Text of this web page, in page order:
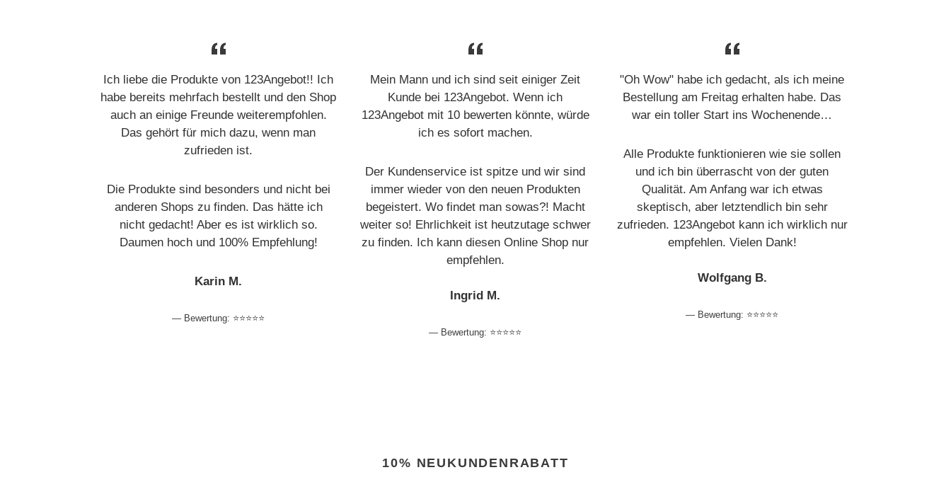
Ich liebe die Produkte von 123Angebot!! Ich
habe bereits mehrfach bestellt und den Shop
auch an einige Freunde weiterempfohlen.
Das gehört für mich dazu, wenn man
zufrieden ist.
Die Produkte sind besonders und nicht bei
anderen Shops zu finden. Das hätte ich
nicht gedacht! Aber es ist wirklich so.
Daumen hoch und 100% Empfehlung!
Karin M.
Bewertung: ⭐️⭐️⭐️⭐️⭐️
Mein Mann und ich sind seit einiger Zeit
Kunde bei 123Angebot. Wenn ich
123Angebot mit 10 bewerten könnte, würde
ich es sofort machen.
Der Kundenservice ist spitze und wir sind
immer wieder von den neuen Produkten
begeistert. Wo findet man sowas?! Macht
weiter so! Ehrlichkeit ist heutzutage schwer
zu finden. Ich kann diesen Online Shop nur
empfehlen.
Ingrid M.
Bewertung: ⭐️⭐️⭐️⭐️⭐️
"Oh Wow" habe ich gedacht, als ich meine
Bestellung am Freitag erhalten habe. Das
war ein toller Start ins Wochenende…
Alle Produkte funktionieren wie sie sollen
und ich bin überrascht von der guten
Qualität. Am Anfang war ich etwas
skeptisch, aber letztendlich bin sehr
zufrieden. 123Angebot kann ich wirklich nur
empfehlen. Vielen Dank!
Wolfgang B.
Bewertung: ⭐️⭐️⭐️⭐️⭐️
10% NEUKUNDENRABATT